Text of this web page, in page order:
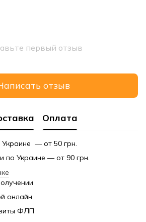
первый отзыв
отзыв
Оплата
— от 50 грн.
по Украине — от 90 грн.
онлайн
ФЛП